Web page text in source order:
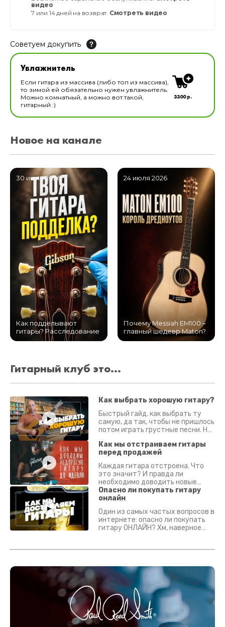
видео
7 или 14 дней на возврат. Смотреть видео
Советуем докупить
Увлажнитель для музыкальных инструментов
В наличии
Увлажнитель
Если гитара из массива (либо топ из массива),
то зимой ей обязательно нужен увлажнитель.
Можно комнатный, а можно вот такой,
гитарный :)
3300 р.
Новое на канале
30 июля 2026
Как подделывают
гитары? Расследование
24 июля 2026
Почему Messiah EM100 –
главный шедевр Maton?
Гитарный клуб это...
Как выбрать хорошую гитару?
Быстрый гайд, как выбрать ту
самую, да так, чтобы не пришлось
потом играть грустные песни. На
Как мы отстраиваем гитары
перед продажей
Каждая гитара отстроена. Что
это значит? И правда ли
необходимо доводить новые
гитары? Если кратко - да.
Подробно - в видео :)
Опасно ли покупать гитару
онлайн
Один из самых частых вопросов в
интернете: опасно ли покупать
гитару ОНЛАЙН? Хм, наверное
застрахован. Случись что -